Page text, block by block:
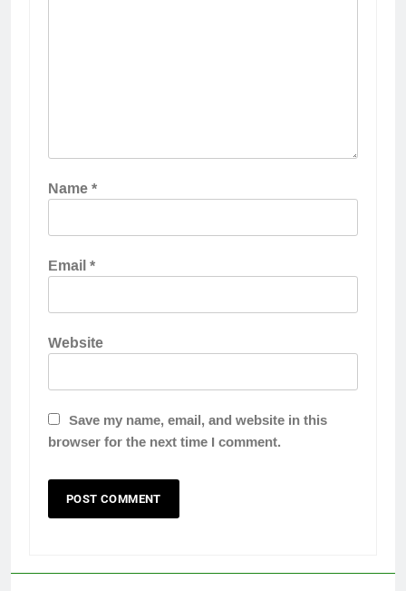
Name*
Email*
Website
Save my name, email, and website in this
browser for the next time I comment.